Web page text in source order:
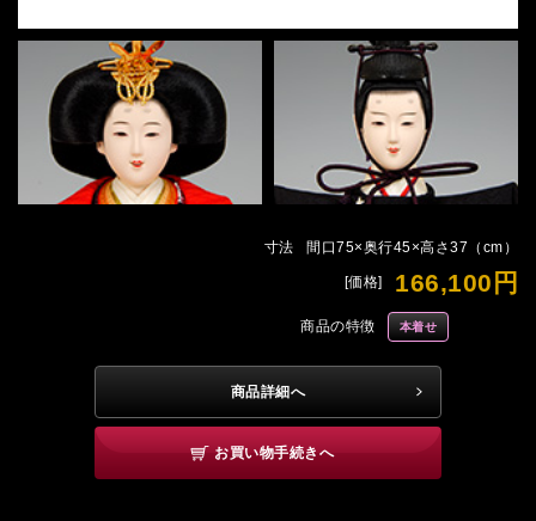
寸法 間口75×奥行45×高さ37（cm）
[価格] 166,100円
商品の特徴 本着せ
商品詳細へ
お買い物手続きへ